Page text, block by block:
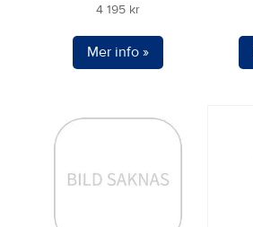
4 195 kr
Mer info »